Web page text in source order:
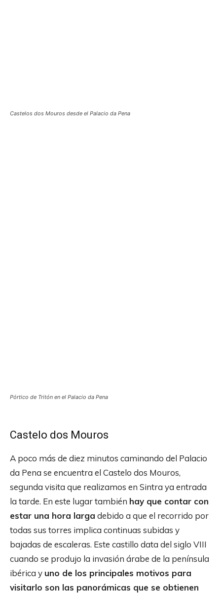
Castelos dos Mouros desde el Palacio da Pena
Pórtico de Tritón en el Palacio da Pena
Castelo dos Mouros
A poco más de diez minutos caminando del Palacio
da Pena se encuentra el Castelo dos Mouros,
segunda visita que realizamos en Sintra ya entrada
la tarde. En este lugar también hay que contar con
estar una hora larga debido a que el recorrido por
todas sus torres implica continuas subidas y
bajadas de escaleras. Este castillo data del siglo VIII
cuando se produjo la invasión árabe de la península
ibérica y uno de los principales motivos para
visitarlo son las panorámicas que se obtienen